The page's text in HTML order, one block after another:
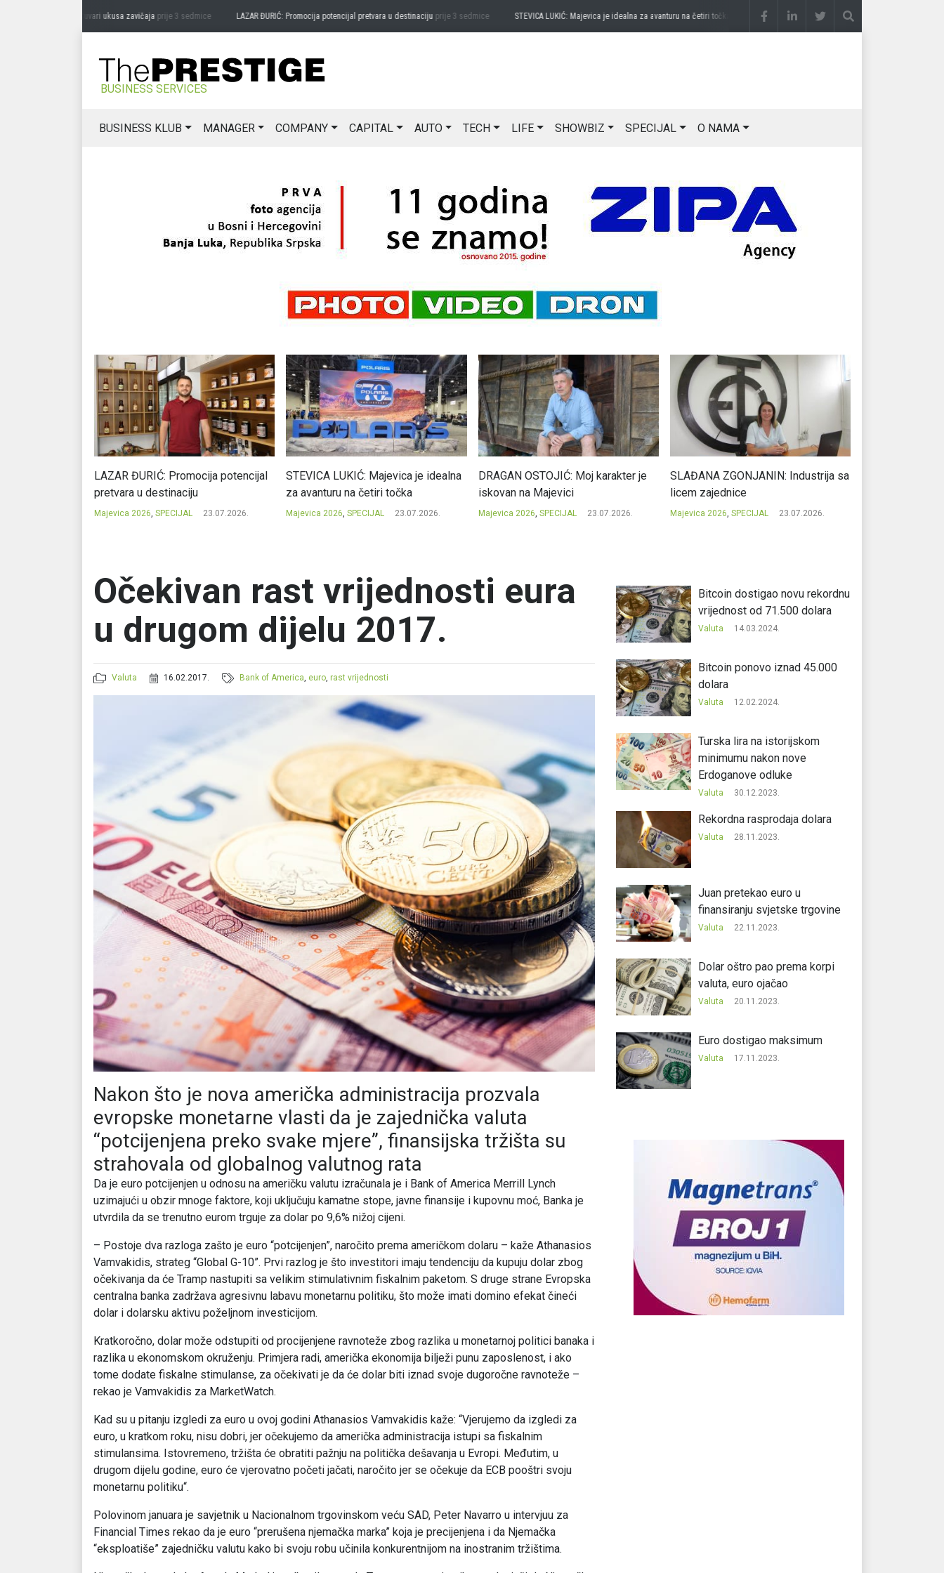
MIĆANOVIĆ: Čuvari ukusa zavičajaprije 3 sedmice LAZAR ĐURIĆ: Promocija potencijal pretvara u destinacijuprije 3 sedmice STEVICA LUKIĆ: Majevica je idealna za avanturu na četiri točkaprije 3 sedmice DRAGAN OSTOJIĆ: Moj karakter je
BUSINESS SERVICES
BUSINESS KLUB MANAGER COMPANY CAPITAL AUTO TECH LIFE SHOWBIZ SPECIJAL O NAMA
LAZAR ĐURIĆ: Promocija potencijal
pretvara u destinaciju
Majevica 2026, SPECIJAL 23.07.2026.
STEVICA LUKIĆ: Majevica je idealna
za avanturu na četiri točka
Majevica 2026, SPECIJAL 23.07.2026.
DRAGAN OSTOJIĆ: Moj karakter je
iskovan na Majevici
Majevica 2026, SPECIJAL 23.07.2026.
SLAĐANA ZGONJANIN: Industrija sa
licem zajednice
Majevica 2026, SPECIJAL 23.07.2026.
Očekivan rast vrijednosti eura
u drugom dijelu 2017.
Valuta 16.02.2017. Bank of America, euro,rast vrijednosti
Nakon što je nova američka administracija prozvala
evropske monetarne vlasti da je zajednička valuta
“potcijenjena preko svake mjere”, finansijska tržišta su
strahovala od globalnog valutnog rata
Da je euro potcijenjen u odnosu na američku valutu izračunala je i Bank of America Merrill Lynch
uzimajući u obzir mnoge faktore, koji uključuju kamatne stope, javne finansije i kupovnu moć, Banka je
utvrdila da se trenutno eurom trguje za dolar po 9,6% nižoj cijeni.
– Postoje dva razloga zašto je euro “potcijenjen”, naročito prema američkom dolaru – kaže Athanasios
Vamvakidis, strateg “Global G-10”. Prvi razlog je što investitori imaju tendenciju da kupuju dolar zbog
očekivanja da će Tramp nastupiti sa velikim stimulativnim fiskalnim paketom. S druge strane Evropska
centralna banka zadržava agresivnu labavu monetarnu politiku, što može imati domino efekat čineći
dolar i dolarsku aktivu poželjnom investicijom.
Kratkoročno, dolar može odstupiti od procijenjene ravnoteže zbog razlika u monetarnoj politici banaka i
razlika u ekonomskom okruženju. Primjera radi, američka ekonomija bilježi punu zaposlenost, i ako
tome dodate fiskalne stimulanse, za očekivati je da će dolar biti iznad svoje dugoročne ravnoteže –
rekao je Vamvakidis za MarketWatch.
Kad su u pitanju izgledi za euro u ovoj godini Athanasios Vamvakidis kaže: “Vjerujemo da izgledi za
euro, u kratkom roku, nisu dobri, jer očekujemo da američka administracija istupi sa fiskalnim
stimulansima. Istovremeno, tržišta će obratiti pažnju na politička dešavanja u Evropi. Međutim, u
drugom dijelu godine, euro će vjerovatno početi jačati, naročito jer se očekuje da ECB pooštri svoju
monetarnu politiku“.
Polovinom januara je savjetnik u Nacionalnom trgovinskom veću SAD, Peter Navarro u intervjuu za
Financial Times rekao da je euro “prerušena njemačka marka” koja je precijenjena i da Njemačka
“eksploatiše” zajedničku valutu kako bi svoju robu učinila konkurentnijom na inostranim tržištima.
Bitcoin dostigao novu rekordnu
vrijednost od 71.500 dolara
Valuta 14.03.2024.
Bitcoin ponovo iznad 45.000
dolara
Valuta 12.02.2024.
Turska lira na istorijskom
minimumu nakon nove
Erdoganove odluke
Valuta 30.12.2023.
Rekordna rasprodaja dolara
Valuta 28.11.2023.
Juan pretekao euro u
finansiranju svjetske trgovine
Valuta 22.11.2023.
Dolar oštro pao prema korpi
valuta, euro ojačao
Valuta 20.11.2023.
Еuro dostigao maksimum
Valuta 17.11.2023.